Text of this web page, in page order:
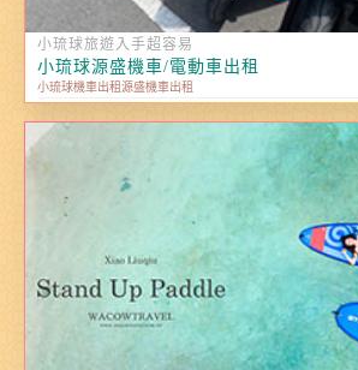
小琉球旅遊入手超容易
小琉球源盛機車/電動車出租
小琉球機車出租源盛機車出租